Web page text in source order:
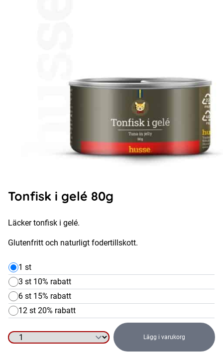
Tonfisk i gelé 80g
Läcker tonfisk i gelé.
Glutenfritt och naturligt fodertillskott.
1 st
3 st 10% rabatt
6 st 15% rabatt
12 st 20% rabatt
Tonfisk
Lägg i varukorg